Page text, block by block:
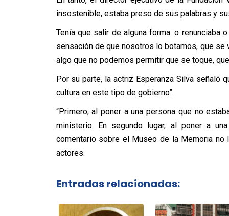
insostenible, estaba preso de sus palabras y
Tenía que salir de alguna forma: o renunciaba
sensación de que nosotros lo botamos, que se
algo que no podemos permitir que se toque,
Por su parte, la actriz Esperanza Silva señaló
cultura en este tipo de gobierno”.
“Primero, al poner a una persona que no
ministerio. En segundo lugar, al poner a
comentario sobre el Museo de la Memoria
actores.
Entradas relacionadas: